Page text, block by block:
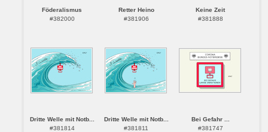
Föderalismus
#382000
Retter Heino
#381906
Keine Zeit
#381888
Dritte Welle mit Notb...
#381814
Dritte Welle mit Notb...
#381811
Bei Gefahr ...
#381747